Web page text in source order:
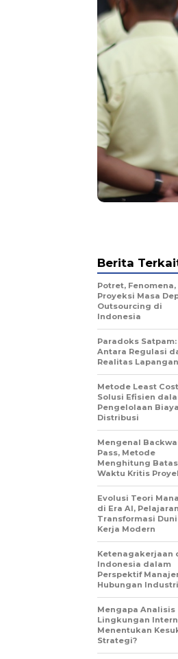
Berita
Potret, Fenomena,
Proyeksi Masa
Outsourcing di
Indonesia
Paradoks Satpam:
Antara Regulasi
Realitas Lapangan
Metode Least
Solusi Efisien
Pengelolaan Biaya
Distribusi
Mengenal
Pass, Metode
Menghitung Batas
Waktu Kritis
Evolusi Teori
di Era AI,
Transformasi
Kerja Modern
Ketenagakerjaan
Indonesia dalam
Perspektif
Hubungan
Mengapa Analisis
Lingkungan
Menentukan
Strategi?